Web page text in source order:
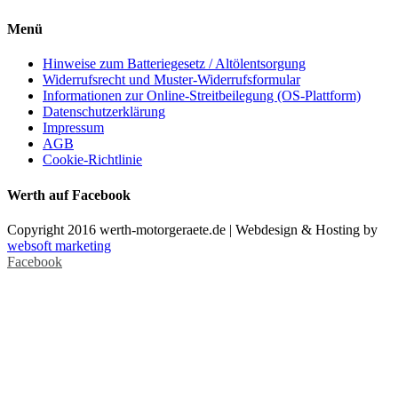
Menü
Hinweise zum Batteriegesetz / Altölentsorgung
Widerrufsrecht und Muster-Widerrufsformular
Informationen zur Online-Streitbeilegung (OS-Plattform)
Datenschutzerklärung
Impressum
AGB
Cookie-Richtlinie
Werth auf Facebook
Copyright 2016 werth-motorgeraete.de | Webdesign & Hosting by
websoft marketing
Facebook